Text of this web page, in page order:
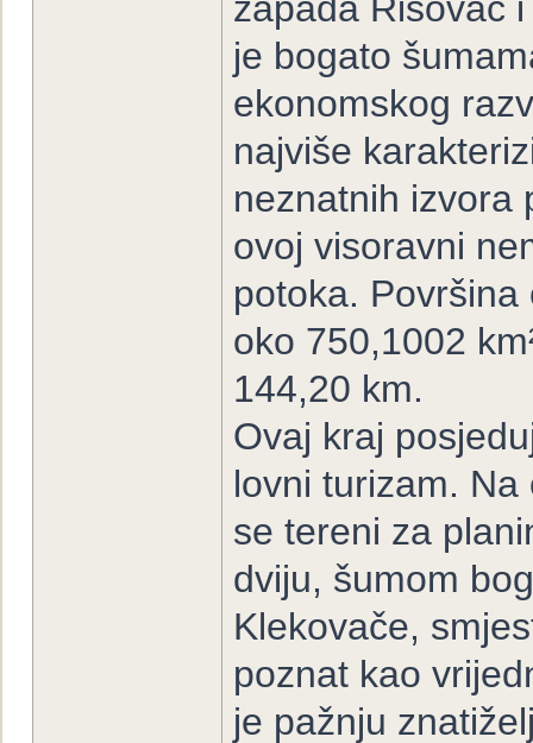
je bogato
ekonomskog
najviše
neznatnih izvora
ovoj visoravni
potoka.
oko 750,1002
144,20 km.
Ovaj kraj
lovni turizam.
se tereni za
dviju, šumom
Klekovače,
poznat kao
je pažnju